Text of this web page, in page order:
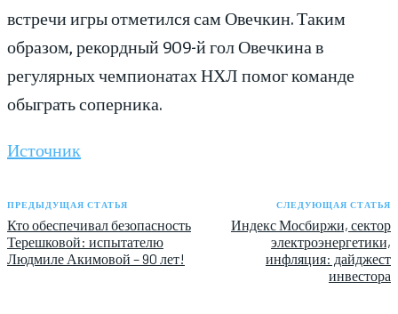
встречи игры отметился сам Овечкин. Таким
образом, рекордный 909-й гол Овечкина в
регулярных чемпионатах НХЛ помог команде
обыграть соперника.
Источник
ПРЕДЫДУЩАЯ СТАТЬЯ
Кто обеспечивал безопасность
Терешковой: испытателю
Людмиле Акимовой – 90 лет!
СЛЕДУЮЩАЯ СТАТЬЯ
Индекс Мосбиржи, сектор
электроэнергетики,
инфляция: дайджест
инвестора